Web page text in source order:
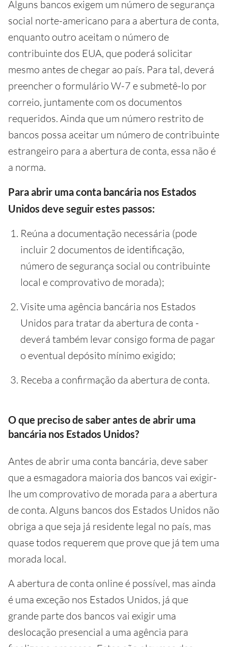
Alguns bancos exigem um número de segurança
social norte-americano para a abertura de conta,
enquanto outro aceitam o número de
contribuinte dos EUA, que poderá solicitar
mesmo antes de chegar ao país. Para tal, deverá
preencher o formulário W-7 e submetê-lo por
correio, juntamente com os documentos
requeridos. Ainda que um número restrito de
bancos possa aceitar um número de contribuinte
estrangeiro para a abertura de conta, essa não é
a norma.
Para abrir uma conta bancária nos Estados
Unidos deve seguir estes passos:
Reúna a documentação necessária (pode
incluir 2 documentos de identificação,
número de segurança social ou contribuinte
local e comprovativo de morada);
Visite uma agência bancária nos Estados
Unidos para tratar da abertura de conta -
deverá também levar consigo forma de pagar
o eventual depósito mínimo exigido;
Receba a confirmação da abertura de conta.
O que preciso de saber antes de abrir uma
bancária nos Estados Unidos?
Antes de abrir uma conta bancária, deve saber
que a esmagadora maioria dos bancos vai exigir-
lhe um comprovativo de morada para a abertura
de conta. Alguns bancos dos Estados Unidos não
obriga a que seja já residente legal no país, mas
quase todos requerem que prove que já tem uma
morada local.
A abertura de conta online é possível, mas ainda
é uma exceção nos Estados Unidos, já que
grande parte dos bancos vai exigir uma
deslocação presencial a uma agência para